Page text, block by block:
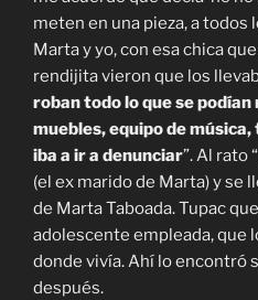
meten en una pieza, a todos
Marta y yo, con esa chica
rendijita vieron que los
roban todo lo que se
muebles, equipo de
iba a ir a denunciar”. Al rato
(el ex marido de Marta) y se
de Marta Taboada. Tupac
adolescente empleada, que
donde vivía. Ahí lo encontró
después.